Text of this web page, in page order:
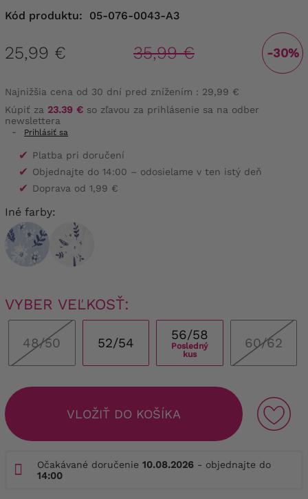
Kód produktu: 05-076-0043-A3
25,99 € 35,99 € -30%
Najnižšia cena od 30 dní pred znížením : 29,99 €
Kúpiť za 23.39 € so zľavou za prihlásenie sa na odber
newslettera
-
Prihlásiť sa
✔ Platba pri doručení
✔ Objednajte do 14:00 – odosielame v ten istý deň
✔ Doprava od 1,99 €
Iné farby:
VYBER VEĽKOSŤ:
48/50 52/54
56/58
Posledný
kus
60/62
VLOŽIŤ DO KOŠÍKA
Očakávané doručenie 10.08.2026 - objednajte do
14:00